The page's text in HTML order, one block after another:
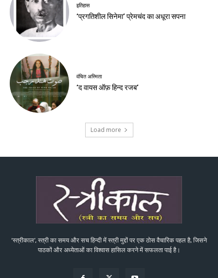
इतिहास
‘प्रगतिशील सिनेमा’ प्रेमचंद का अधूरा सपना
वंचित अस्मिता
‘द वायस ऑफ़ हिन्द रजब’
Load more
‘स्त्रीकाल’, स्त्री का समय और सच हिन्दी में स्त्री मुद्दों पर एक ठोस वैचारिक पहल है, जिसने
पाठकों और अध्येताओं का विश्वास हासिल करने में सफलता पाई है।